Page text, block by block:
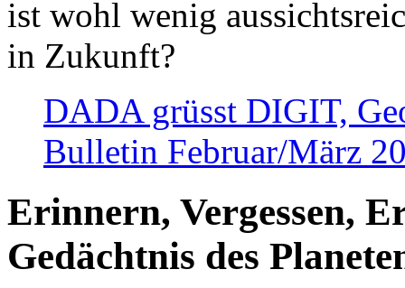
ist wohl wenig
in Zukunft?
DADA grüsst DIGIT,
Bulletin Februar/März
Erinnern, Vergessen,
Gedächtnis des